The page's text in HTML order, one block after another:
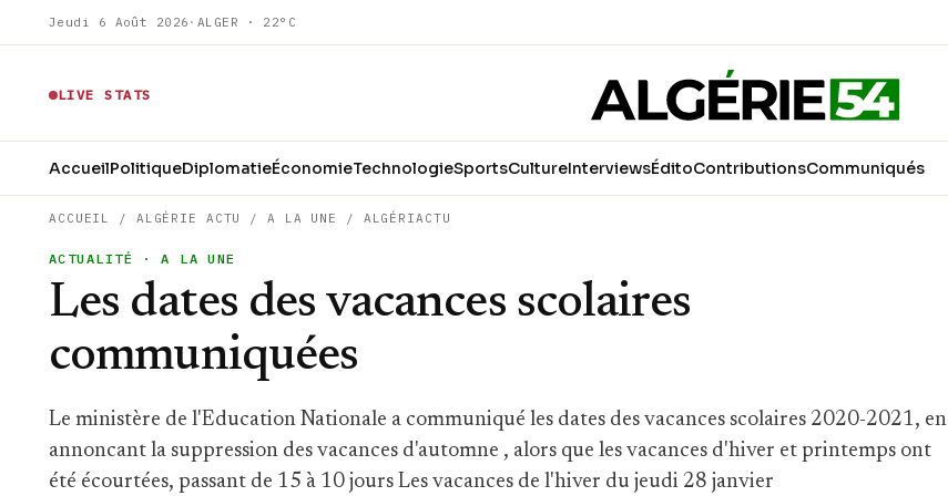
Jeudi 6 Août 2026 · ALGER · 22°C
LIVE STATS
AccueilPolitiqueDiplomatieÉconomieTechnologieSportsCultureInterviewsÉditoContributionsCommuniqués
ACCUEIL / ALGÉRIE ACTU /A LA UNE / ALGÉRIACTU
ACTUALITÉ · A LA UNE
Les dates des vacances scolaires
communiquées
Le ministère de l'Education Nationale a communiqué les dates des vacances scolaires 2020-2021, en
annoncant la suppression des vacances d'automne , alors que les vacances d'hiver et printemps ont
été écourtées, passant de 15 à 10 jours Les vacances de l'hiver du jeudi 28 janvier